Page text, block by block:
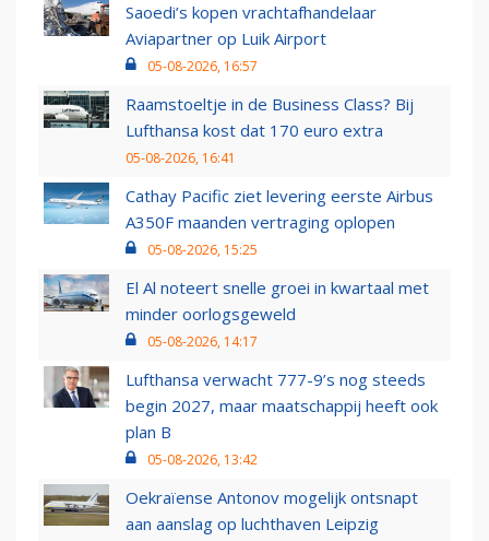
Saoedi’s kopen vrachtafhandelaar
Aviapartner op Luik Airport
05-08-2026, 16:57
Raamstoeltje in de Business Class? Bij
Lufthansa kost dat 170 euro extra
05-08-2026, 16:41
Cathay Pacific ziet levering eerste Airbus
A350F maanden vertraging oplopen
05-08-2026, 15:25
El Al noteert snelle groei in kwartaal met
minder oorlogsgeweld
05-08-2026, 14:17
Lufthansa verwacht 777-9’s nog steeds
begin 2027, maar maatschappij heeft ook
plan B
05-08-2026, 13:42
Oekraïense Antonov mogelijk ontsnapt
aan aanslag op luchthaven Leipzig